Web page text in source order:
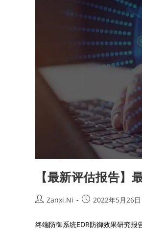
【最新评估报告】
Zanxi.Ni 2022年5月26日
终端防御系统EDR防御效果研究